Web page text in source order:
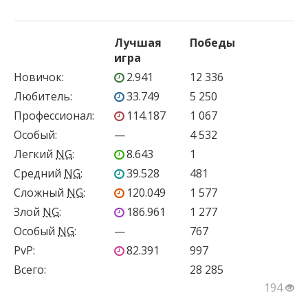
Лучшая
игра
Победы
Новичок: 2.941
12 336
Любитель: 33.749
5 250
Профессионал: 114.187
1 067
Особый: —
4 532
Легкий NG: 8.643
1
Средний NG: 39.528
481
Сложный NG: 120.049
1 577
Злой NG: 186.961
1 277
Особый NG: —
767
PvP: 82.391
997
Всего:
28 285
194